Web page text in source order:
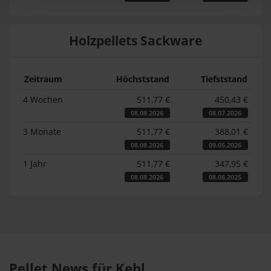
Holzpellets Sackware
Zeitraum Höchststand
Tiefststand
4 Wochen
511,77 €
08.08.2026
450,43 €
08.07.2026
3 Monate 511,77 €
08.08.2026
388,01 €
09.05.2026
1 Jahr 511,77 €
08.08.2026
347,95 €
08.08.2025